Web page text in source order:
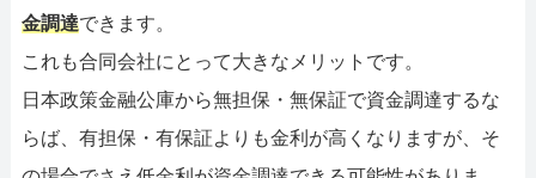
金調達できます。
これも合同会社にとって大きなメリットです。
日本政策金融公庫から無担保・無保証で資金調達するな
らば、有担保・有保証よりも金利が高くなりますが、そ